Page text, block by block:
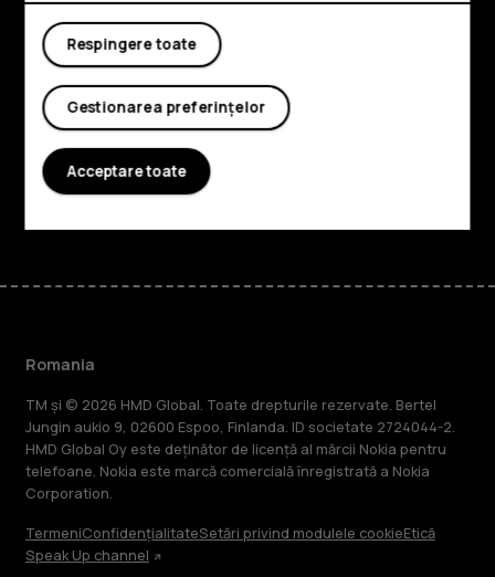
Explorează
Despre
Planet and people
Asistență
FacebookInstagram
TiktokYoutube
Romania
TM și © 2026 HMD Global. Toate drepturile rezervate. Bertel
Jungin aukio 9, 02600 Espoo, Finlanda. ID societate 2724044-2.
HMD Global Oy este deținător de licență al mărcii Nokia pentru
telefoane. Nokia este marcă comercială înregistrată a Nokia
Corporation.
TermeniConfidențialitateSetări privind modulele cookieEtică
Speak Up channel
Respingere toate
Gestionarea preferințelor
Acceptare toate